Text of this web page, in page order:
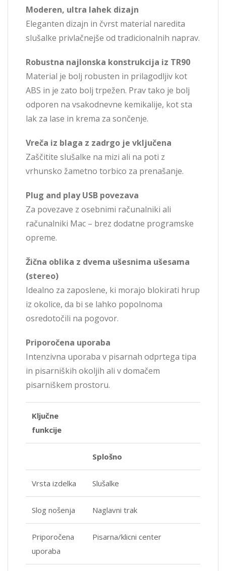
Moderen, ultra lahek dizajn
Eleganten dizajn in čvrst material naredita
slušalke privlačnejše od tradicionalnih naprav.
Robustna najlonska konstrukcija iz TR90
Material je bolj robusten in prilagodljiv kot
ABS in je zato bolj trpežen. Prav tako je bolj
odporen na vsakodnevne kemikalije, kot sta
lak za lase in krema za sončenje.
Vreča iz blaga z zadrgo je vključena
Zaščitite slušalke na mizi ali na poti z
vrhunsko žametno torbico za prenašanje.
Plug and play USB povezava
Za povezave z osebnimi računalniki ali
računalniki Mac – brez dodatne programske
opreme.
Žična oblika z dvema ušesnima ušesama
(stereo)
Idealno za zaposlene, ki morajo blokirati hrup
iz okolice, da bi se lahko popolnoma
osredotočili na pogovor.
Priporočena uporaba
Intenzivna uporaba v pisarnah odprtega tipa
in pisarniških okoljih ali v domačem
pisarniškem prostoru.
Ključne
funkcije
Splošno
Vrsta izdelka Slušalke
Slog nošenja Naglavni trak
Priporočena
uporaba
Pisarna/klicni center